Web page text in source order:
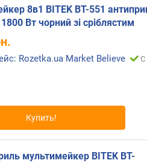
8в1 BITEK BT-551
Вт чорний зі сріблястим
Rozetka.ua Market Believe С
Купить!
мультимейкер BITEK BT-